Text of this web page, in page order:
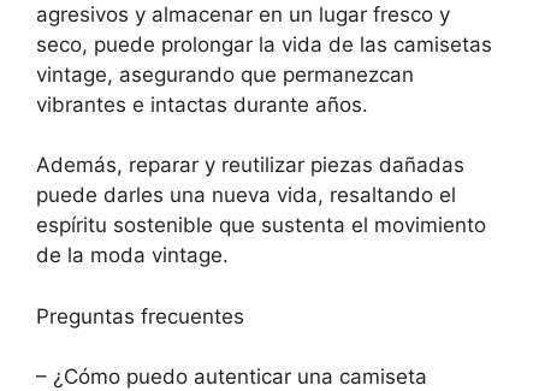
agresivos y almacenar en un lugar fresco y
seco, puede prolongar la vida de las camisetas
vintage, asegurando que permanezcan
vibrantes e intactas durante años.
Además, reparar y reutilizar piezas dañadas
puede darles una nueva vida, resaltando el
espíritu sostenible que sustenta el movimiento
de la moda vintage.
Preguntas frecuentes
– ¿Cómo puedo autenticar una camiseta